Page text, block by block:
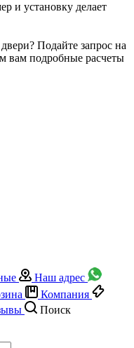
и установку делает
Подайте запрос на
вам подробные расчеты
Наш адрес
Компания
Поиск